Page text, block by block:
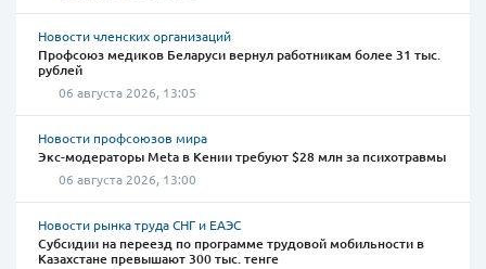
Новости членских организаций
Профсоюз медиков Беларуси вернул работникам более 31 тыс.
рублей
06 августа 2026, 13:05
Новости профсоюзов мира
Экс-модераторы Meta в Кении требуют $28 млн за психотравмы
06 августа 2026, 13:00
Новости рынка труда СНГ и ЕАЭС
Субсидии на переезд по программе трудовой мобильности в
Казахстане превышают 300 тыс. тенге